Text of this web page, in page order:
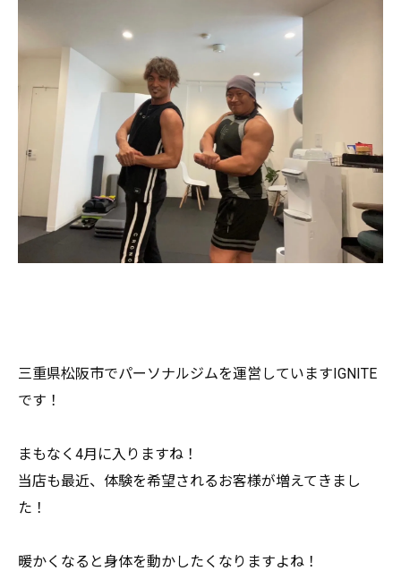
三重県松阪市でパーソナルジムを運営していますIGNITE
です ！
まもなく4月に入りますね！
当店も最近、体験を希望されるお客様が増えてきまし
た！
暖かくなると身体を動かしたくなりますよね！